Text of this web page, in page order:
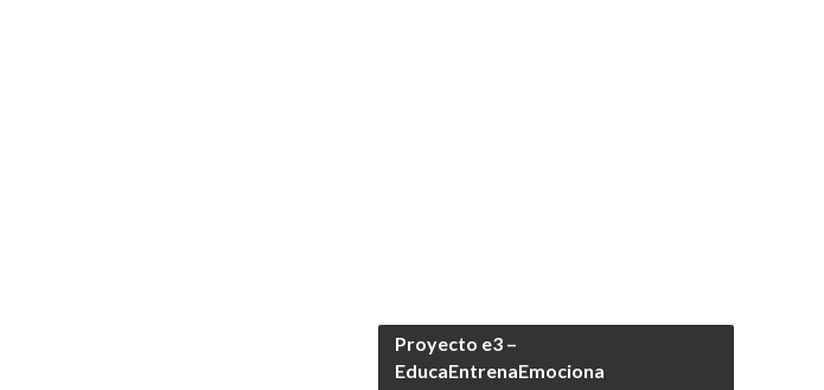
Proyecto e3 –
EducaEntrenaEmociona